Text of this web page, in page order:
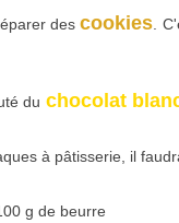
descookies .
du chocolat
à pâtisserie, il
g de beurre